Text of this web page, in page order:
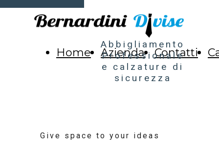
Abbigliamento
Professionale
e calzature di
sicurezza
Home Azienda Contatti
Give space to your ideas